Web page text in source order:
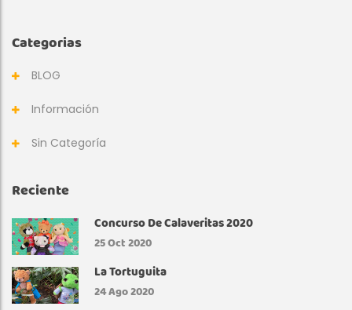
Categorias
BLOG
Información
Sin Categoría
Reciente
Concurso De Calaveritas 2020
25Oct 2020
La Tortuguita
24Ago 2020